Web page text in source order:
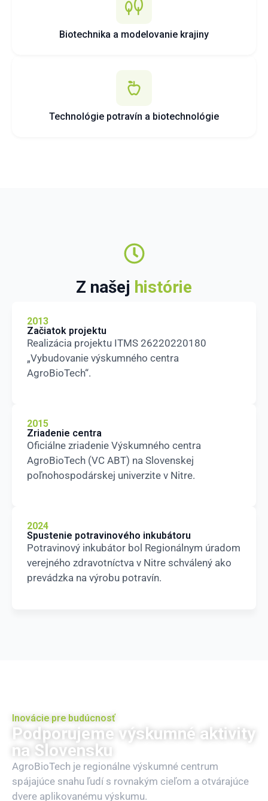
Biotechnika a modelovanie krajiny
Technológie potravín a biotechnológie
Z našej histórie
2013
Začiatok projektu
Realizácia projektu ITMS 26220220180
„Vybudovanie výskumného centra
AgroBioTech“.
2015
Zriadenie centra
Oficiálne zriadenie Výskumného centra
AgroBioTech (VC ABT) na Slovenskej
poľnohospodárskej univerzite v Nitre.
2024
Spustenie potravinového inkubátoru
Potravinový inkubátor bol Regionálnym úradom
verejného zdravotníctva v Nitre schválený ako
prevádzka na výrobu potravín.
Inovácie pre budúcnosť
Podporujeme výskumné aktivity
na Slovensku
AgroBioTech je regionálne výskumné centrum
spájajúce snahu ľudí s rovnakým cieľom a otvárajúce
dvere aplikovanému výskumu.